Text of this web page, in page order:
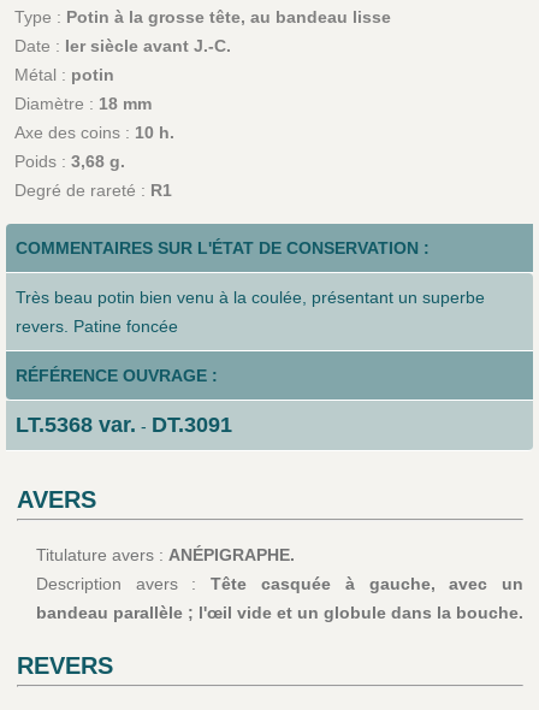
Type : Potin à la grosse tête, au bandeau lisse
Date : Ier siècle avant J.-C.
Métal : potin
Diamètre : 18 mm
Axe des coins : 10 h.
Poids : 3,68 g.
Degré de rareté : R1
COMMENTAIRES SUR L'ÉTAT DE CONSERVATION :
Très beau potin bien venu à la coulée, présentant un superbe
revers. Patine foncée
RÉFÉRENCE OUVRAGE :
LT.5368 var. - DT.3091
AVERS
Titulature avers : ANÉPIGRAPHE.
Description avers :Tête casquée à gauche, avec un
bandeau parallèle ; l'œil vide et un globule dans la bouche.
REVERS